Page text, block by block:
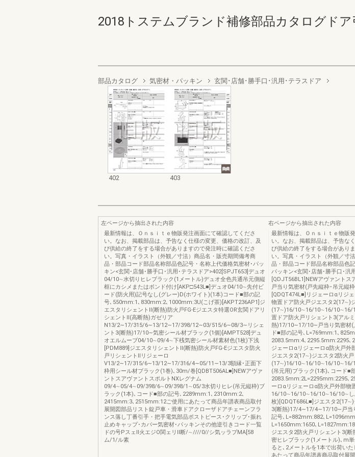
2018トステムブランド補修部品カタログド
部品カタログ 気密材・パッキン 玄関･店舗･勝手口･汎用･テラスドア
402 403
左ページから抽出された内容
最新情報は、Ｏｎｓｉｔｅ物販発注画面にて確認してくださ
い。なお、掲載部品は、予告なく仕様の変更、価格の改訂、及
び供給の終了をする場合がありますので発注時に確認くださ
い。写真・イラスト（外観／寸法）商品名・販売期間備考商
品・部品コード部品名称部品色記号・名称上代価格気密材･パッ
キン<玄関･店舗･勝手口･汎用･テラスドア>402[SPJT653]デュオ
04/10∼水切りヒレブラック(1メートル)デュオ全色共通吊元側縦
框にカシメまたはボンド付け[AKP□543L■]デュオ04/10∼先付ビ
ード(防火用)記号なし(グレー)D(ホワイト)(1本)コード■部の記
号､550mm:1､830mm:2､1000mm:3U(こげ茶)[AKPT236AP1]ジ
エスタリシェントⅡ(断熱)防火戸FG-Eジエスタ特選OR玄関ドアリ
シェントⅡ(高断熱)ガゼリア
N13/2∼17/315/6∼13/12∼17/398/12∼03/515/6∼08/3∼リシェ
ント3(断熱)17/10∼気密シール材ブラック(1個)[AMPT528]デュ
オエルムーブ04/10∼09/4∼下桟気密シール材素材色(1枚)下浅
[PDM889]ジエスタリシェントⅡ(断熱)防火戸FG-Eジエスタ防火
戸リシェントⅡリジェーロ
V13/2∼17/315/6∼13/12∼17/316/4∼05/11∼13/3額縁･正面下
枠用シール材ブラック(1巻)､30m/巻[QDBT506AL■]NEWアヴァ
ントスアヴァントスポルトNXレグナム
09/4∼05/4∼09/398/6∼09/398/1∼05/3水切りヒレ(吊元縦枠)ブ
ラック(1本)､コード■部の記号､2289mm:1､2310mm:2､
2415mm:3､2515mm:12ご使用にあたって商品年譜表商品取付
展開図部品リスト錠戸車・滑車ドアクローザドアチェーンフラ
ンス落し丁番引手・把手電気部品ポストピース･クリップ･振れ
止めキャップ･カバー気密材･パッキンその他逆引きコード一覧
ドの号PスェⅡ火エジO関ェリⅡ断/∼////0//シ気ッラブMA[58
ム/1/ル素
右ページから抽出された内容
最新情報は、Ｏｎｓｉｔｅ物販
い。なお、掲載部品は、予告な
び供給の終了をする場合があり
い。写真・イラスト（外観／寸
品・部品コード部品名称部品色
パッキン<玄関･店舗･勝手口･汎
[QDJT56BL1]NEWアヴァント
戸当り気密材(戸先縦枠･吊元縦
[QDQT474L■]リジェーロαリジ
物置ドア防火戸ジエスタ2(17∼)
(17∼)16/10∼16/10∼16/10∼16/
置ドア防火戸リシェント3(アル
熱)17/10∼17/10∼戸当り気密材(
ド■部の記号､L=769mm:1､
2083.5mm:4､2295.5mm:2295､
ジェーロαリジェーロα防火戸外
ジエスタ2(17∼)ジエスタ2防火戸
(17∼)16/10∼16/10∼16/10∼16/
(吊元用)ブラック(1本)､コード■
2083.5mm:2L=2295mm:2295､
ーロαリジェーロα防火戸外部物
16/10∼16/10∼16/10∼16/10∼し
枚)[QDQT686L■]ジエスタ2(17∼)
3(断熱)17/4∼17/4∼17/10∼戸当
記号､L=882mm:882､
L=1650mm:1650､
ジエスタ2防火戸リシェント3(
密ヒレブラック(1メートル)､m
ると､2メートルを1本で出荷い
あたって商品年譜表商品取付展